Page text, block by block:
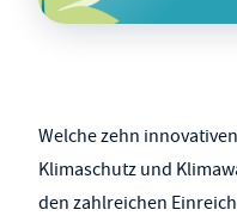
Welche zehn
Klimaschutz und
den zahlreichen